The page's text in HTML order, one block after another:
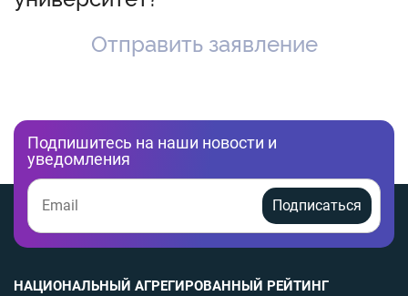
Отправить заявление
Подпишитесь на наши новости и
уведомления
Подписаться
НАЦИОНАЛЬНЫЙ АГРЕГИРОВАННЫЙ РЕЙТИНГ